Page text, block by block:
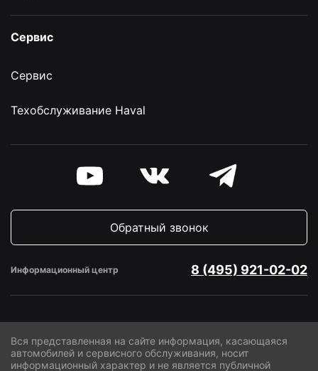
Сервис
Сервис
Техобслуживание Haval
Обратный звонок
Информационный центр 8 (495) 921-02-02
Вся представленная на сайте информация, касающаяся
автомобилей и сервисного обслуживания, носит
информационный характер и не является публичной